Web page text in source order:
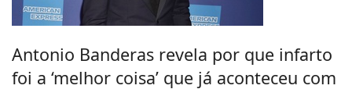
Antonio Banderas revela por que infarto
foi a ‘melhor coisa’ que já aconteceu com